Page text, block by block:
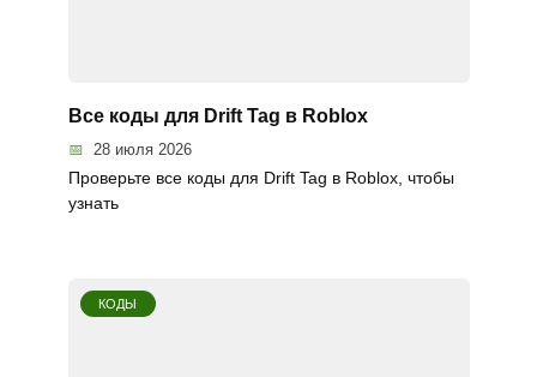
Все коды для Drift Tag в Roblox
28 июля 2026
Проверьте все коды для Drift Tag в Roblox, чтобы
узнать
КОДЫ